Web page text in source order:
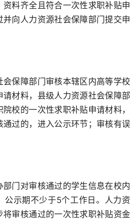
资料齐全且符合一次性求职补贴申
向人力资源社会保障部门提交申
会保障部门审核本辖区内高等学校
请材料，县级人力资源社会保障部
校的一次性求职补贴申请材料，
通过的，进入公示环节；审核有误
部门对审核通过的学生信息在校内
公示期不少于5个工作日。人力资
将审核通过的一次性求职补贴资金